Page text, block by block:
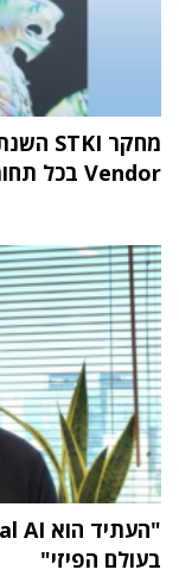
Vendor בכל תחומי שוק ה-IT
בעולם הפיזי"